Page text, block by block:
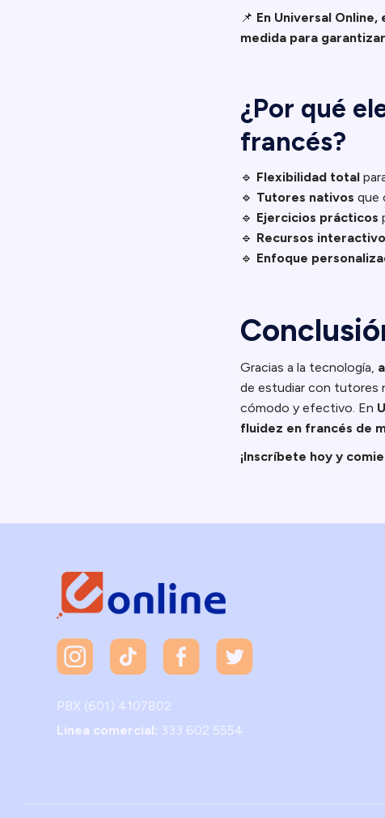
📌 En Universal
medida para
¿Por qué
francés?
🔹 Flexibilidad total
🔹 Tutores nativos que
🔹 Ejercicios prácticos
🔹 Recursos
🔹 Enfoque
Gracias a la tecnología,
de estudiar con tutores
cómodo y efectivo. En
fluidez en francés de
¡Inscríbete hoy y
PBX (601) 4107802
Linea comercial: 333 602 5554